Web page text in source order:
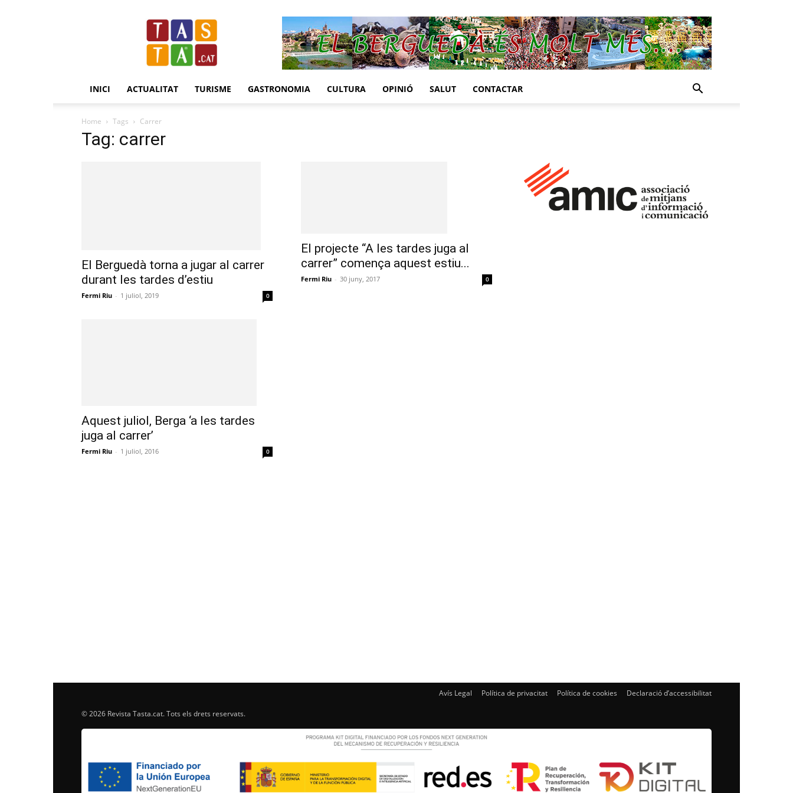
Revista
Tasta.cat
INICI ACTUALITAT TURISME GASTRONOMIA CULTURA OPINIÓ SALUT CONTACTAR
Home Tags Carrer
Tag: carrer
El Berguedà torna a jugar al carrer
durant les tardes d’estiu
Fermi Riu - 1 juliol, 2019 0
El projecte “A les tardes juga al
carrer” comença aquest estiu...
Fermi Riu - 30 juny, 2017 0
Aquest juliol, Berga ‘a les tardes
juga al carrer’
Fermi Riu - 1 juliol, 2016 0
Avís Legal Política de privacitat Política de cookies Declaració d’accessibilitat
© 2026 Revista Tasta.cat. Tots els drets reservats.